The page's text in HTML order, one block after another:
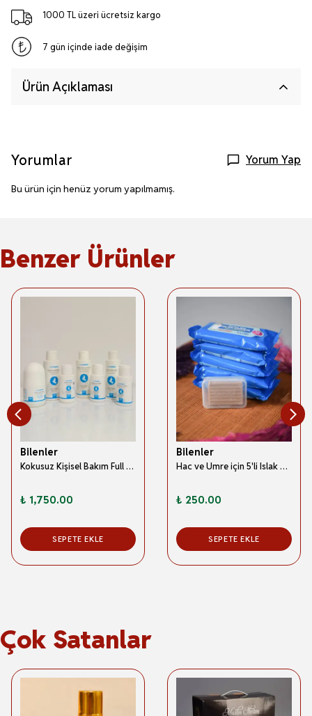
1000 TL üzeri ücretsiz kargo
7 gün içinde iade değişim
Ürün Açıklaması
Yorumlar Yorum Yap
Bu ürün için henüz yorum yapılmamış.
Benzer Ürünler
Bilenler
Kokusuz Kişisel Bakım Full Set – El ve Güneş Kremi, Vücut Losyonu, Şampuan, Duş Jeli, Sıvı Sabun, Deodorant (Hac & Umre Uyumlu)
₺ 1,750.00
SEPETE EKLE
Bilenler
Hac ve Umre için 5'li Islak Mendil+ Sabun Hediyeli
₺ 250.00
SEPETE EKLE
Çok Satanlar